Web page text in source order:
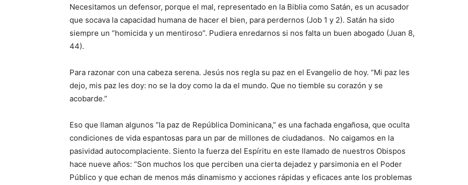
Necesitamos un defensor, por­que el mal, representado en la Biblia como Satán, es un acusador
que socava la capacidad humana de hacer el bien, para perdernos (Job 1 y 2). Satán ha sido
siempre un “ho­micida y un mentiroso”. Pudiera enredarnos si nos falta un buen abogado (Juan 8,
44).
Para razonar con una cabeza ­serena. Jesús nos regla su paz en el Evangelio de hoy. “Mi paz les
dejo, mis paz les doy: no se la doy como la da el mundo. Que no tiemble su corazón y se
acobarde.”
Eso que llaman algunos “la paz de República Dominicana,” es una fachada engañosa, que oculta
con­diciones de vida espantosas para un par de millones de ciudadanos. No caigamos en la
pasividad autocomplaciente. Siento la fuerza del Espí­ritu en este llamado de nuestros Obispos
hace nueve años: “Son muchos los que perciben una cierta dejadez y parsimonia en el Poder
Público y que echan de menos más dinamismo y acciones rápidas y eficaces ante los problemas